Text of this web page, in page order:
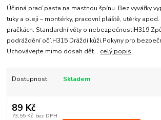
Účinná prací pasta na mastnou špínu. Bez vyvářky
tuky a oleji – montérky, pracovní pláště, utěrky
pračkách. Standardní věty o nebezpečnostiH319
podráždění očí.H315 Dráždí kůži.Pokyny pro
Uchovávejte mimo dosah dět... celý popis
Dostupnost Skladem
89 Kč
73,55 Kč bez DPH